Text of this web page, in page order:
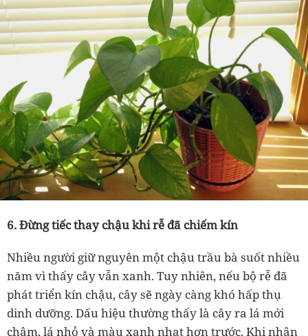
6. Đừng tiếc thay chậu khi rễ đã chiếm kín
Nhiều người giữ nguyên một chậu trầu bà suốt nhiều
năm vì thấy cây vẫn xanh. Tuy nhiên, nếu bộ rễ đã
phát triển kín chậu, cây sẽ ngày càng khó hấp thụ
dinh dưỡng. Dấu hiệu thường thấy là cây ra lá mới
chậm, lá nhỏ và màu xanh nhạt hơn trước. Khi nhận